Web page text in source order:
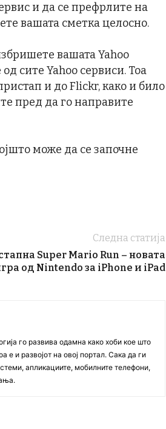
и да се префрлите на
вашата сметка целосно.
вашата Yahoo
сите Yahoo сервиси. Тоа
и до Flickr, како и било
пред да го направите
може да се започне
Следна статија
Super Mario Run – новата
од Nintendo за iPhone и iPad
го развива одамна како хоби кое што
е и развојот на овој портал. Сака да ги
апликациите, мобилните телефони,